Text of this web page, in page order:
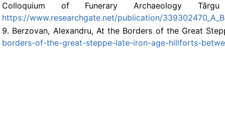
Colloquium of Funerary Archaeology
https://www.researchgate.net/publication/
9. Berzovan, Alexandru, At the Borders of the Great
borders-of-the-great-steppe-late-iron-age-hillforts-